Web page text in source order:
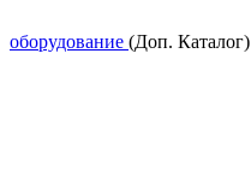
оборудование (Доп. Каталог)